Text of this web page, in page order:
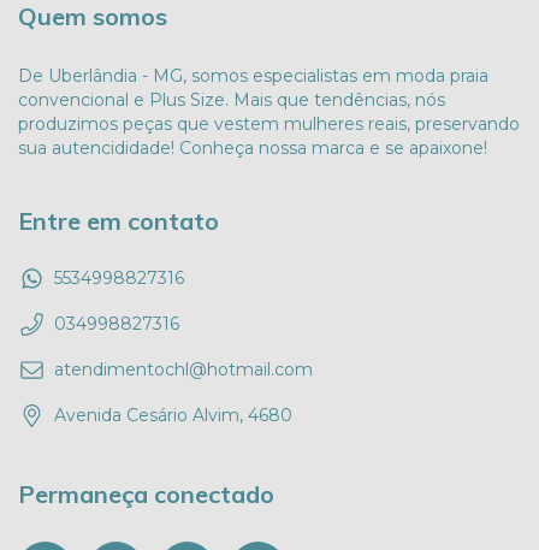
Quem somos
De Uberlândia - MG, somos especialistas em moda praia
convencional e Plus Size. Mais que tendências, nós
produzimos peças que vestem mulheres reais, preservando
sua autencididade! Conheça nossa marca e se apaixone!
Entre em contato
5534998827316
034998827316
atendimentochl@hotmail.com
Avenida Cesário Alvim, 4680
Permaneça conectado